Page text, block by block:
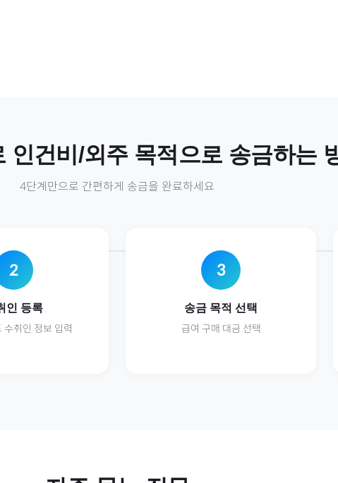
인건비/외주 목적으로 송금하는
4단계만으로 간편하게 송금을 완료하세요
2
인 등록
수취인 정보 입력
3
송금 목적 선택
급여 구매 대금 선택